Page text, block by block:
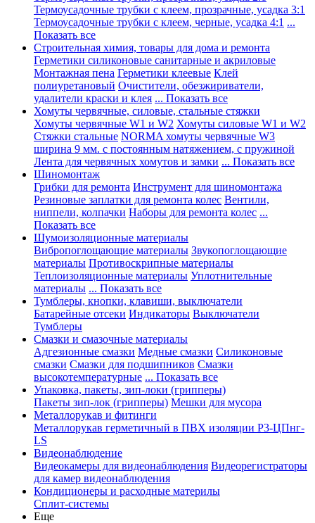
Термоусадочные трубки с клеем, прозрачные, усадка 3:1
Термоусадочные трубки с клеем, черные, усадка 4:1 ...
Показать все
Строительная химия, товары для дома и ремонта
Герметики силиконовые санитарные и акриловые
Монтажная пена Герметики клеевые Клей
полиуретановый Очистители, обезжириватели,
удалители краски и клея ... Показать все
Хомуты червячные, силовые, стальные стяжки
Хомуты червячные W1 и W2 Хомуты силовые W1 и W2
Стяжки стальные NORMA хомуты червячные W3
ширина 9 мм. с постоянным натяжением, с пружиной
Лента для червячных хомутов и замки ... Показать все
Шиномонтаж
Грибки для ремонта Инструмент для шиномонтажа
Резиновые заплатки для ремонта колес Вентили,
ниппели, колпачки Наборы для ремонта колес ...
Показать все
Шумоизоляционные материалы
Вибропоглощающие материалы Звукопоглощающие
материалы Противоскрипные материалы
Теплоизоляционные материалы Уплотнительные
материалы ... Показать все
Тумблеры, кнопки, клавиши, выключатели
Батарейные отсеки Индикаторы Выключатели
Тумблеры
Смазки и смазочные материалы
Адгезионные смазки Медные смазки Силиконовые
смазки Смазки для подшипников Смазки
высокотемпературные ... Показать все
Упаковка, пакеты, зип-локи (грипперы)
Пакеты зип-лок (грипперы) Мешки для мусора
Металлорукав и фитинги
Металлорукав герметичный в ПВХ изоляции Р3-ЦПнг-
LS
Видеонаблюдение
Видеокамеры для видеонаблюдения Видеорегистраторы
для камер видеонаблюдения
Кондиционеры и расходные материлы
Сплит-системы
Еще